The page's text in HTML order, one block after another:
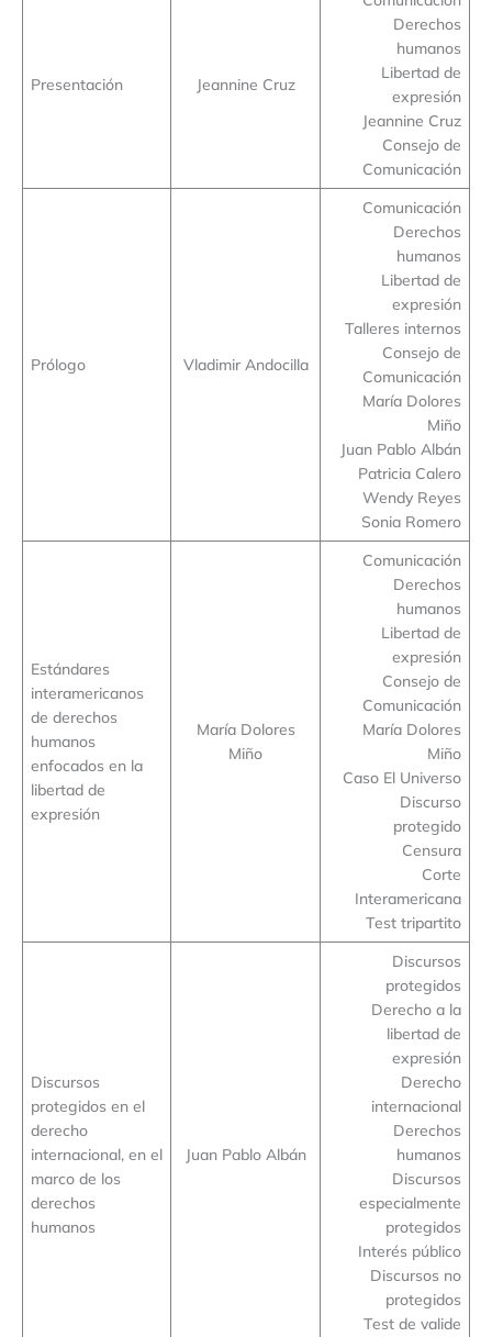
Presentación Jeannine Cruz
Derechos
humanos
Libertad de
expresión
Jeannine Cruz
Consejo de
Comunicación
Prólogo Vladimir Andocilla
Comunicación
Derechos
humanos
Libertad de
expresión
Talleres internos
Consejo de
Comunicación
María Dolores
Miño
Juan Pablo Albán
Patricia Calero
Wendy Reyes
Sonia Romero
Estándares
interamericanos
de derechos
humanos
enfocados en la
libertad de
expresión
María Dolores
Miño
Comunicación
Derechos
humanos
Libertad de
expresión
Consejo de
Comunicación
María Dolores
Miño
Caso El Universo
Discurso
protegido
Censura
Corte
Interamericana
Test tripartito
Discursos
protegidos en el
derecho
internacional, en el
marco de los
derechos
humanos
Juan Pablo Albán
Discursos
protegidos
Derecho a la
libertad de
expresión
Derecho
internacional
Derechos
humanos
Discursos
especialmente
protegidos
Interés público
Discursos no
protegidos
Test de valide